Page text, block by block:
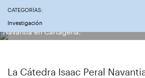
CATEGORÍAS:
Investigación
El submarino S-81 durante una maniobra
Navantia en Cartagena.
La Cátedra Isaac Peral